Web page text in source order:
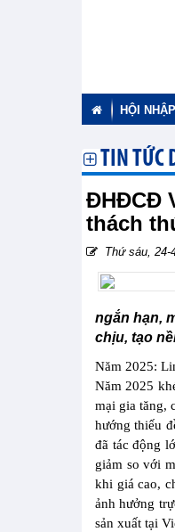
HỘI NHẬP
TIN TỨC
ĐHĐCĐ
thách
Thứ sáu, 24-
ngắn hạn,
chịu, tạo
Năm 2025:
Năm 2025
mại gia tăng,
hướng thiếu
đã tác động
giảm so với
khi giá cao,
ảnh hưởng
sản xuất tại